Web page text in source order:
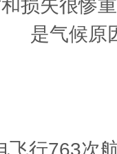
损失很惨
是气候原
飞行763次